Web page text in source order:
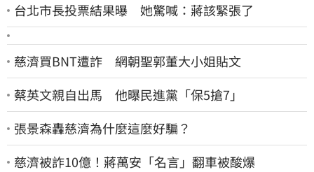
台北市長投票結果曝 她驚喊：蔣該緊張了
慈濟買BNT遭詐 網朝聖郭董大小姐貼文
蔡英文親自出馬 他曝民進黨「保5搶7」
張景森轟慈濟為什麼這麼好騙？
慈濟被詐10億！蔣萬安「名言」翻車被酸爆